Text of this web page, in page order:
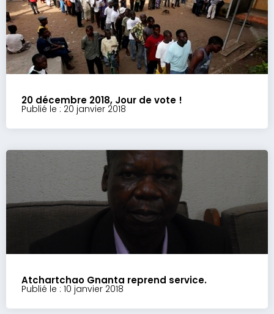
20 décembre 2018, Jour de vote !
Publié le : 20 janvier 2018
Atchartchao Gnanta reprend service.
Publié le : 10 janvier 2018